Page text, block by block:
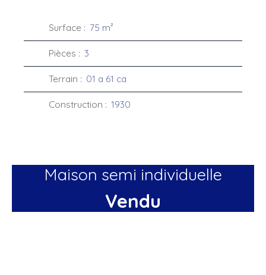
Surface : 75 m²
Pièces : 3
Terrain : 01 a 61 ca
Construction : 1930
Maison semi individuelle
Vendu